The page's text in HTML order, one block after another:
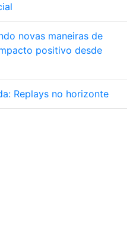
novas maneiras de
positivo desde
Replays no horizonte